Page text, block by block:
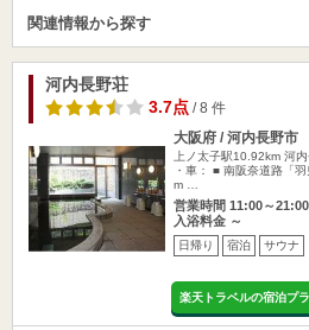
関連情報から探す
河内長野荘
3.7点/ 8 件
大阪府 / 河内長野市
上ノ太子駅10.92km 河
・車： ■ 南阪奈道路「
m …
営業時間 11:00～21:00
入浴料金 ～
日帰り 宿泊 サウナ
楽天トラベルの宿泊プ